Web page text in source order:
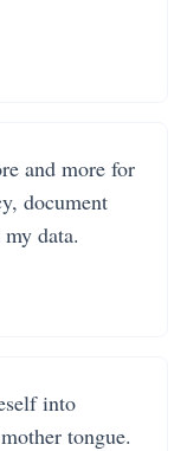
and more for
document
data.
into
tongue.